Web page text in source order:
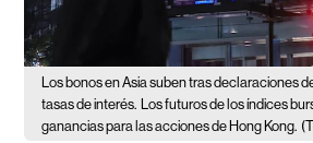
Los bonos en Asia suben tras declaraciones
tasas de interés. Los futuros de los índices
ganancias para las acciones de Hong Kong.